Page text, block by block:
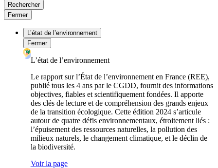
Rechercher
Fermer
L’état de l’environnement
Fermer
L’état de l’environnement
Le rapport sur l’État de l’environnement en France (REE),
publié tous les 4 ans par le CGDD, fournit des informations
objectives, fiables et scientifiquement fondées. Il apporte
des clés de lecture et de compréhension des grands enjeux
de la transition écologique. Cette édition 2024 s’articule
autour de quatre défis environnementaux, étroitement liés :
l’épuisement des ressources naturelles, la pollution des
milieux naturels, le changement climatique, et le déclin de
la biodiversité.
Voir la page